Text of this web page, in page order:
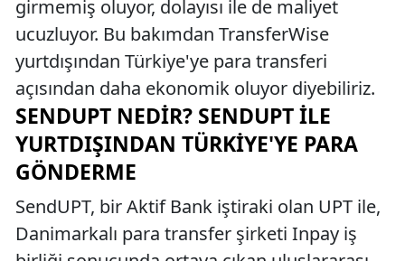
girmemiş oluyor, dolayısı ile de maliyet
ucuzluyor. Bu bakımdan TransferWise
yurtdışından Türkiye'ye para transferi
açısından daha ekonomik oluyor diyebiliriz.
SENDUPT NEDIR? SENDUPT İLE
YURTDIŞINDAN TÜRKIYE'YE PARA
GÖNDERME
SendUPT, bir Aktif Bank iştiraki olan UPT ile,
Danimarkalı para transfer şirketi Inpay iş